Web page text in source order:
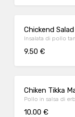
Chickend Salad
Insalata di pollo
9.50 €
Chiken Tikka
Pollo in salsa di
10.00 €